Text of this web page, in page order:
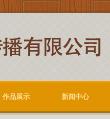
作品展示 新闻中心